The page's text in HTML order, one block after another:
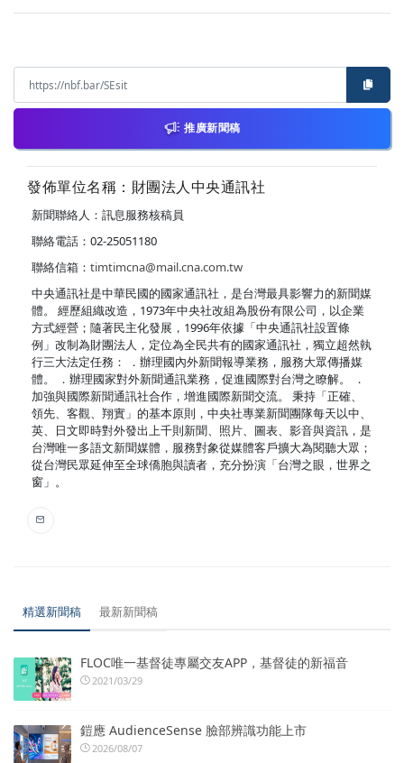
推廣新聞稿
發佈單位名稱：財團法人中央通訊社
新聞聯絡人：訊息服務核稿員
聯絡電話：02-25051180
聯絡信箱： timtimcna@mail.cna.com.tw
中央通訊社是中華民國的國家通訊社，是台灣最具影響力的新聞媒
體。 經歷組織改造，1973年中央社改組為股份有限公司，以企業
方式經營；隨著民主化發展，1996年依據「中央通訊社設置條
例」改制為財團法人，定位為全民共有的國家通訊社，獨立超然執
行三大法定任務： ．辦理國內外新聞報導業務，服務大眾傳播媒
體。 ．辦理國家對外新聞通訊業務，促進國際對台灣之瞭解。 ．
加強與國際新聞通訊社合作，增進國際新聞交流。 秉持「正確、
領先、客觀、翔實」的基本原則，中央社專業新聞團隊每天以中、
英、日文即時對外發出上千則新聞、照片、圖表、影音與資訊，是
台灣唯一多語文新聞媒體，服務對象從媒體客戶擴大為閱聽大眾；
從台灣民眾延伸至全球僑胞與讀者，充分扮演「台灣之眼，世界之
窗」。
精選新聞稿 最新新聞稿
FLOC唯一基督徒專屬交友APP，基督徒的新福音
2021/03/29
鎧應 AudienceSense 臉部辨識功能上市
2026/08/07